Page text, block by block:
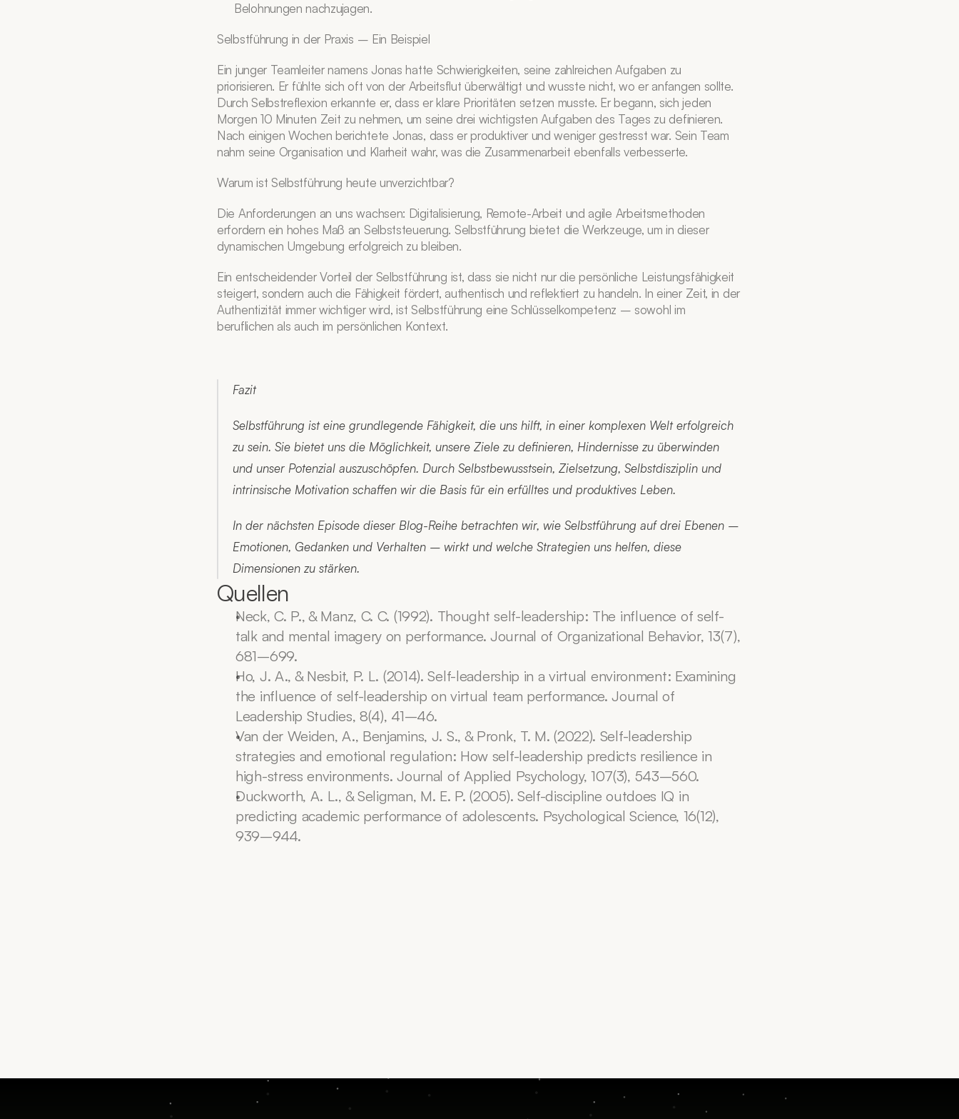
Belohnungen nachzujagen.
Selbstführung in der Praxis – Ein Beispiel
Ein junger Teamleiter namens Jonas hatte Schwierigkeiten, seine zahlreichen Aufgaben zu
priorisieren. Er fühlte sich oft von der Arbeitsflut überwältigt und wusste nicht, wo er anfangen sollte.
Durch Selbstreflexion erkannte er, dass er klare Prioritäten setzen musste. Er begann, sich jeden
Morgen 10 Minuten Zeit zu nehmen, um seine drei wichtigsten Aufgaben des Tages zu definieren.
Nach einigen Wochen berichtete Jonas, dass er produktiver und weniger gestresst war. Sein Team
nahm seine Organisation und Klarheit wahr, was die Zusammenarbeit ebenfalls verbesserte.
Warum ist Selbstführung heute unverzichtbar?
Die Anforderungen an uns wachsen: Digitalisierung, Remote-Arbeit und agile Arbeitsmethoden
erfordern ein hohes Maß an Selbststeuerung. Selbstführung bietet die Werkzeuge, um in dieser
dynamischen Umgebung erfolgreich zu bleiben.
Ein entscheidender Vorteil der Selbstführung ist, dass sie nicht nur die persönliche Leistungsfähigkeit
steigert, sondern auch die Fähigkeit fördert, authentisch und reflektiert zu handeln. In einer Zeit, in der
Authentizität immer wichtiger wird, ist Selbstführung eine Schlüsselkompetenz – sowohl im
beruflichen als auch im persönlichen Kontext.
Fazit
Selbstführung ist eine grundlegende Fähigkeit, die uns hilft, in einer komplexen Welt erfolgreich
zu sein. Sie bietet uns die Möglichkeit, unsere Ziele zu definieren, Hindernisse zu überwinden
und unser Potenzial auszuschöpfen. Durch Selbstbewusstsein, Zielsetzung, Selbstdisziplin und
intrinsische Motivation schaffen wir die Basis für ein erfülltes und produktives Leben.
In der nächsten Episode dieser Blog-Reihe betrachten wir, wie Selbstführung auf drei Ebenen –
Emotionen, Gedanken und Verhalten – wirkt und welche Strategien uns helfen, diese
Dimensionen zu stärken.
Quellen
Neck, C. P., & Manz, C. C. (1992). Thought self-leadership: The influence of self-
talk and mental imagery on performance. Journal of Organizational Behavior, 13(7),
681–699.
Ho, J. A., & Nesbit, P. L. (2014). Self-leadership in a virtual environment: Examining
the influence of self-leadership on virtual team performance. Journal of
Leadership Studies, 8(4), 41–46.
Van der Weiden, A., Benjamins, J. S., & Pronk, T. M. (2022). Self-leadership
strategies and emotional regulation: How self-leadership predicts resilience in
high-stress environments. Journal of Applied Psychology, 107(3), 543–560.
Duckworth, A. L., & Seligman, M. E. P. (2005). Self-discipline outdoes IQ in
predicting academic performance of adolescents. Psychological Science, 16(12),
939–944.